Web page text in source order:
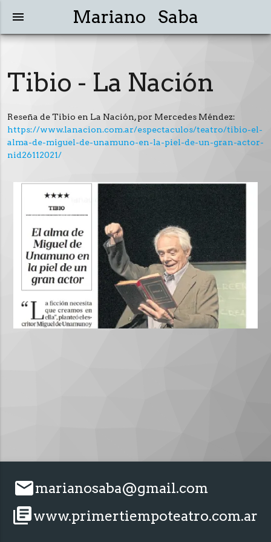
Mariano Saba
menu
Tibio - La Nación
Reseña de Tibio en La Nación, por Mercedes Méndez:
https://www.lanacion.com.ar/espectaculos/teatro/tibio-el-
alma-de-miguel-de-unamuno-en-la-piel-de-un-gran-actor-
nid26112021/
emailmarianosaba@gmail.com
library_bookswww.primertiempoteatro.com.ar